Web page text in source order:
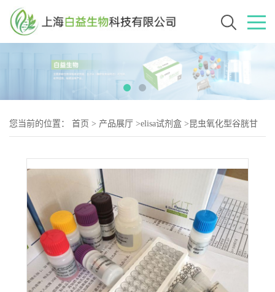
您当前的位置： 首页 > 产品展厅 >elisa试剂盒 > 昆虫氧化型谷胱甘